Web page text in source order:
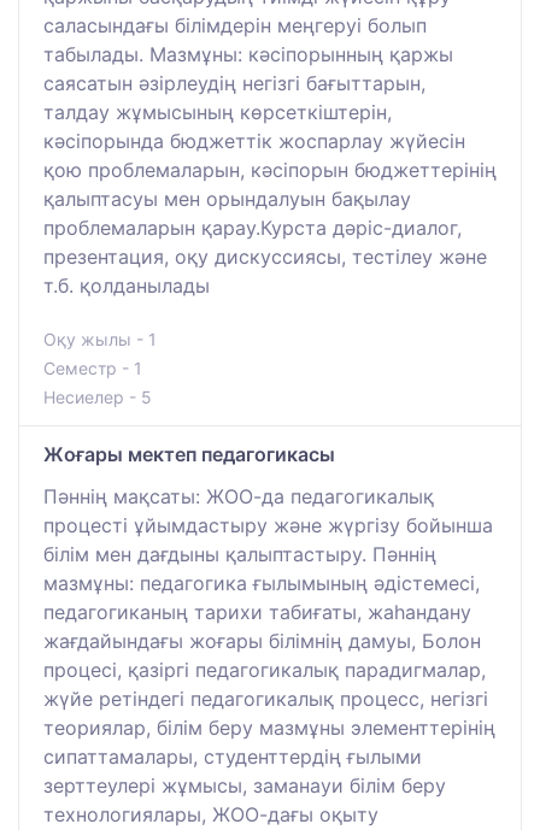
саласындағы білімдерін меңгеруі болып
табылады. Мазмұны: кәсіпорынның қаржы
саясатын әзірлеудің негізгі бағыттарын,
талдау жұмысының көрсеткіштерін,
кәсіпорында бюджеттік жоспарлау жүйесін
қою проблемаларын, кәсіпорын бюджеттерінің
қалыптасуы мен орындалуын бақылау
проблемаларын қарау.Курста дәріс-диалог,
презентация, оқу дискуссиясы, тестілеу және
т.б. қолданылады
Оқу жылы - 1
Семестр - 1
Несиелер - 5
Жоғары мектеп педагогикасы
Пәннің мақсаты: ЖОО-да педагогикалық
процесті ұйымдастыру және жүргізу бойынша
білім мен дағдыны қалыптастыру. Пәннің
мазмұны: педагогика ғылымының әдістемесі,
педагогиканың тарихи табиғаты, жаһандану
жағдайындағы жоғары білімнің дамуы, Болон
процесі, қазіргі педагогикалық парадигмалар,
жүйе ретіндегі педагогикалық процесс, негізгі
теориялар, білім беру мазмұны элементтерінің
сипаттамалары, студенттердің ғылыми
зерттеулері жұмысы, заманауи білім беру
технологиялары, ЖОО-дағы оқыту